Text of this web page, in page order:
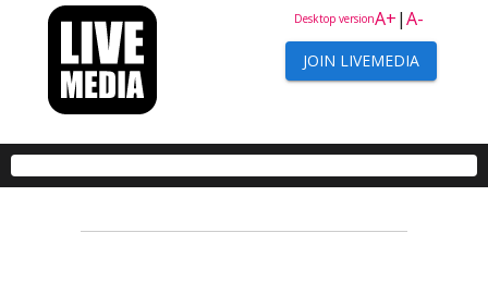
A+|A-
Desktop version
JOIN LIVEMEDIA